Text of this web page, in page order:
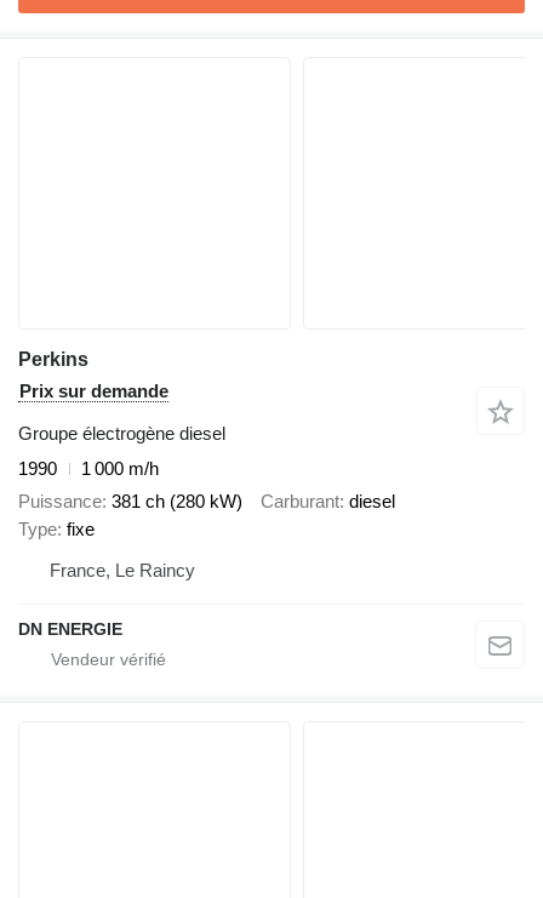
Perkins
Prix sur demande
Groupe électrogène diesel
1990
1 000 m/h
Puissance 381 ch (280 kW) Carburant diesel
Type fixe
France, Le Raincy
DN ENERGIE